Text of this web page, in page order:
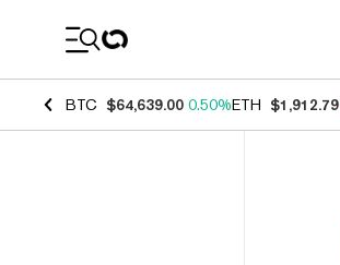
BTC $64,639.00 0.50%ETH $1,912.79